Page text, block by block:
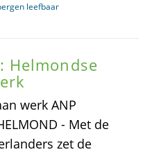
leefbaar
Helmondse
werk ANP
- Met de
zet de